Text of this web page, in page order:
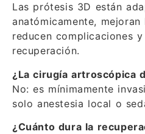
Las prótesis 3D están
anatómicamente,
reducen complicaciones
recuperación.
¿La cirugía artroscópica
No: es mínimamente
solo anestesia local o
¿Cuánto dura la